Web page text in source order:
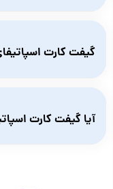
دانشجویی وجود ندارد.
گیفت کارت
بلافاصله بعد از خرید
کنید.
آیا گیفت کارت